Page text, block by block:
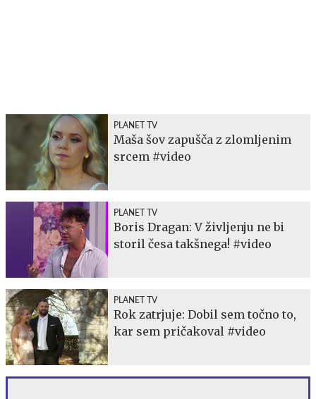
PLANET TV
Maša šov zapušča z zlomljenim
srcem #video
PLANET TV
Boris Dragan: V življenju ne bi
storil česa takšnega! #video
PLANET TV
Rok zatrjuje: Dobil sem točno to,
kar sem pričakoval #video